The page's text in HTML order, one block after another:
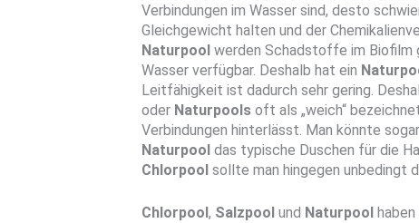
Verbindungen im Wasser sind, desto
Gleichgewicht halten und der
Naturpool werden Schadstoffe im Biofilm
Wasser verfügbar. Deshalb hat ein
Leitfähigkeit ist dadurch sehr gering.
oder Naturpools oft als „weich“
Verbindungen hinterlässt. Man könnte
Naturpool das typische Duschen für die
Chlorpool sollte man hingegen unbedingt
Chlorpool , Salzpool und Naturpool